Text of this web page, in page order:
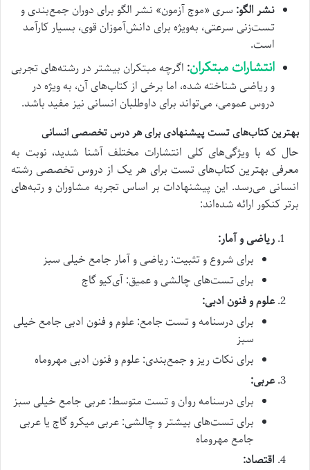
نشر الگو: سری «موج آزمون» نشر الگو برای دوران جمع‌بندی و
تست‌زنی سرعتی، به‌ویژه برای دانش‌آموزان قوی، بسیار کارآمد
است.
انتشارات مبتکران: اگرچه مبتکران بیشتر در رشته‌های تجربی
و ریاضی شناخته شده، اما برخی از کتاب‌های آن، به ویژه در
دروس عمومی، می‌تواند برای داوطلبان انسانی نیز مفید باشد.
بهترین کتاب‌های تست پیشنهادی برای هر درس تخصصی انسانی
حال که با ویژگی‌های کلی انتشارات مختلف آشنا شدید، نوبت به
معرفی بهترین کتاب‌های تست برای هر یک از دروس تخصصی رشته
انسانی می‌رسد. این پیشنهادات بر اساس تجربه مشاوران و رتبه‌های
برتر کنکور ارائه شده‌اند:
ریاضی و آمار:
برای شروع و تثبیت: ریاضی و آمار جامع خیلی سبز
برای تست‌های چالشی و عمیق: آی‌کیو گاج
علوم و فنون ادبی:
برای درسنامه و تست جامع: علوم و فنون ادبی جامع خیلی
سبز
برای نکات ریز و جمع‌بندی: علوم و فنون ادبی مهروماه
عربی:
برای درسنامه روان و تست متوسط: عربی جامع خیلی سبز
برای تست‌های بیشتر و چالشی: عربی میکرو گاج یا عربی
جامع مهروماه
اقتصاد: